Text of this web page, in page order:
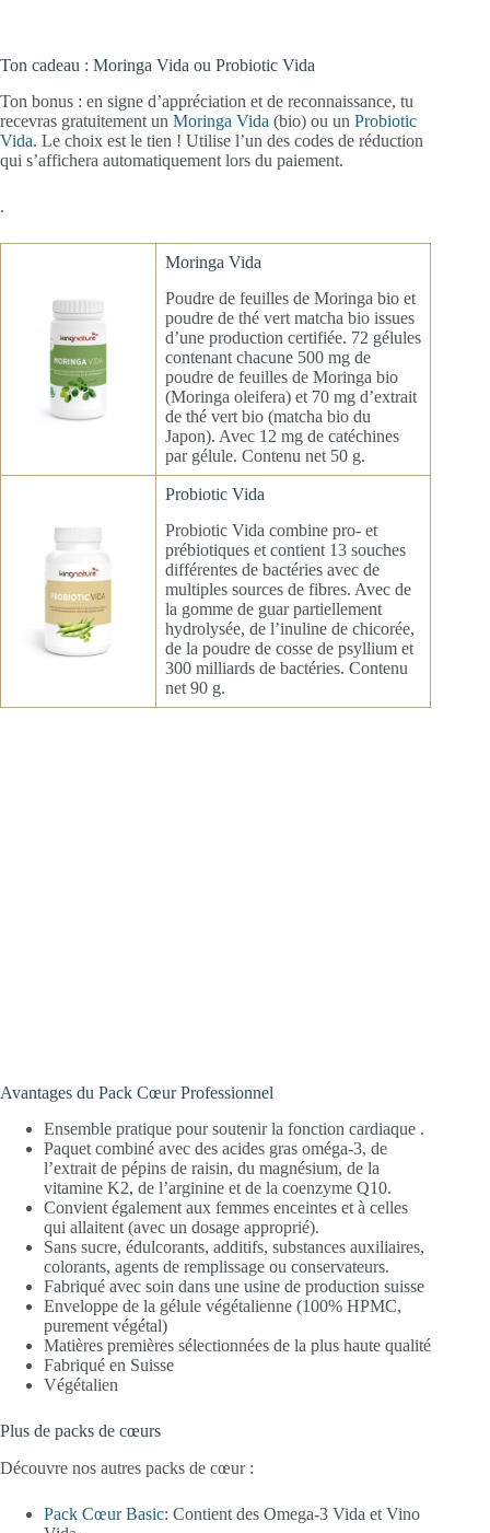
Ton cadeau : Moringa Vida ou Probiotic Vida
Ton bonus : en signe d’appréciation et de reconnaissance, tu
recevras gratuitement un Moringa Vida (bio) ou un Probiotic
Vida. Le choix est le tien ! Utilise l’un des codes de réduction
qui s’affichera automatiquement lors du paiement.
.
Moringa Vida
Poudre de feuilles de Moringa bio et
poudre de thé vert matcha bio issues
d’une production certifiée. 72 gélules
contenant chacune 500 mg de
poudre de feuilles de Moringa bio
(Moringa oleifera) et 70 mg d’extrait
de thé vert bio (matcha bio du
Japon). Avec 12 mg de catéchines
par gélule. Contenu net 50 g.
Probiotic Vida
Probiotic Vida combine pro- et
prébiotiques et contient 13 souches
différentes de bactéries avec de
multiples sources de fibres. Avec de
la gomme de guar partiellement
hydrolysée, de l’inuline de chicorée,
de la poudre de cosse de psyllium et
300 milliards de bactéries. Contenu
net 90 g.
Avantages du Pack Cœur Professionnel
Ensemble pratique pour soutenir la fonction cardiaque .
Paquet combiné avec des acides gras oméga-3, de
l’extrait de pépins de raisin, du magnésium, de la
vitamine K2, de l’arginine et de la coenzyme Q10.
Convient également aux femmes enceintes et à celles
qui allaitent (avec un dosage approprié).
Sans sucre, édulcorants, additifs, substances auxiliaires,
colorants, agents de remplissage ou conservateurs.
Fabriqué avec soin dans une usine de production suisse
Enveloppe de la gélule végétalienne (100% HPMC,
purement végétal)
Matières premières sélectionnées de la plus haute qualité
Fabriqué en Suisse
Végétalien
Plus de packs de cœurs
Découvre nos autres packs de cœur :
Pack Cœur Basic: Contient des Omega-3 Vida et Vino